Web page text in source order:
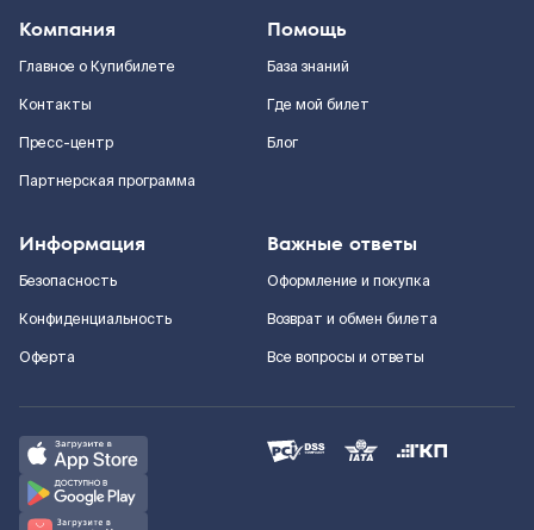
Компания
Главное о Купибилете
Контакты
Пресс-центр
Партнерская программа
Помощь
База знаний
Где мой билет
Блог
Информация
Безопасность
Конфиденциальность
Оферта
Важные ответы
Оформление и покупка
Возврат и обмен билета
Все вопросы и ответы